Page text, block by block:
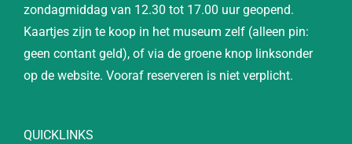
zondagmiddag van 12.30 tot 17.00 uur geopend.
Kaartjes zijn te koop in het museum zelf (alleen pin:
geen contant geld), of via de groene knop linksonder
op de website. Vooraf reserveren is niet verplicht.
QUICKLINKS